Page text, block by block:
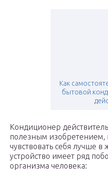
Как
бытовой
Кондиционер
полезным
чувствовать себя лучше в
устройство имеет ряд
организма человека: